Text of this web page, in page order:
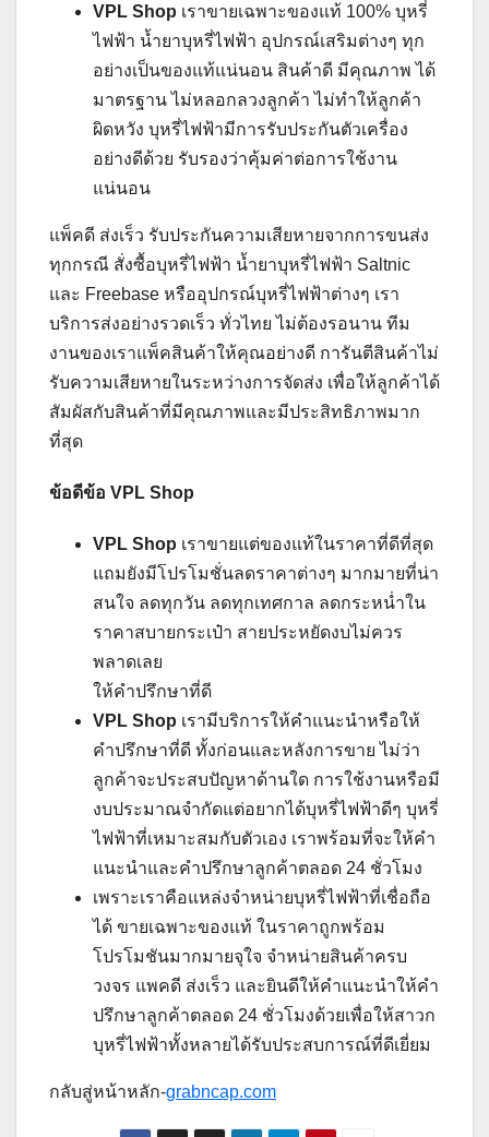
VPL Shop เราขายเฉพาะของแท้ 100% บุหรี่
ไฟฟ้า น้ำยาบุหรี่ไฟฟ้า อุปกรณ์เสริมต่างๆ ทุก
อย่างเป็นของแท้แน่นอน สินค้าดี มีคุณภาพ ได้
มาตรฐาน ไม่หลอกลวงลูกค้า ไม่ทำให้ลูกค้า
ผิดหวัง บุหรี่ไฟฟ้ามีการรับประกันตัวเครื่อง
อย่างดีด้วย รับรองว่าคุ้มค่าต่อการใช้งาน
แน่นอน
แพ็คดี ส่งเร็ว รับประกันความเสียหายจากการขนส่ง
ทุกกรณี สั่งซื้อบุหรี่ไฟฟ้า น้ำยาบุหรี่ไฟฟ้า Saltnic
และ Freebase หรืออุปกรณ์บุหรี่ไฟฟ้าต่างๆ เรา
บริการส่งอย่างรวดเร็ว ทั่วไทย ไม่ต้องรอนาน ทีม
งานของเราแพ็คสินค้าให้คุณอย่างดี การันตีสินค้าไม่
รับความเสียหายในระหว่างการจัดส่ง เพื่อให้ลูกค้าได้
สัมผัสกับสินค้าที่มีคุณภาพและมีประสิทธิภาพมาก
ที่สุด
ข้อดีข้อ VPL Shop
VPL Shop เราขายแต่ของแท้ในราคาที่ดีที่สุด
แถมยังมีโปรโมชั่นลดราคาต่างๆ มากมายที่น่า
สนใจ ลดทุกวัน ลดทุกเทศกาล ลดกระหน่ำใน
ราคาสบายกระเป๋า สายประหยัดงบไม่ควร
พลาดเลย
ให้คำปรึกษาที่ดี
VPL Shop เรามีบริการให้คำแนะนำหรือให้
คำปรึกษาที่ดี ทั้งก่อนและหลังการขาย ไม่ว่า
ลูกค้าจะประสบปัญหาด้านใด การใช้งานหรือมี
งบประมาณจำกัดแต่อยากได้บุหรี่ไฟฟ้าดีๆ บุหรี่
ไฟฟ้าที่เหมาะสมกับตัวเอง เราพร้อมที่จะให้คำ
แนะนำและคำปรึกษาลูกค้าตลอด 24 ชั่วโมง
เพราะเราคือแหล่งจำหน่ายบุหรี่ไฟฟ้าที่เชื่อถือ
ได้ ขายเฉพาะของแท้ ในราคาถูกพร้อม
โปรโมชันมากมายจุใจ จำหน่ายสินค้าครบ
วงจร แพคดี ส่งเร็ว และยินดีให้คำแนะนำให้คำ
ปรึกษาลูกค้าตลอด 24 ชั่วโมงด้วยเพื่อให้สาวก
บุหรี่ไฟฟ้าทั้งหลายได้รับประสบการณ์ที่ดีเยี่ยม
กลับสู่หน้าหลัก-grabncap.com